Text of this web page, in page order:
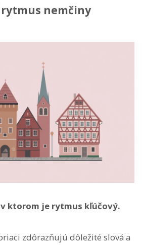
rytmus nemčiny
ktorom je rytmus kľúčový.
zdôrazňujú dôležité slová a